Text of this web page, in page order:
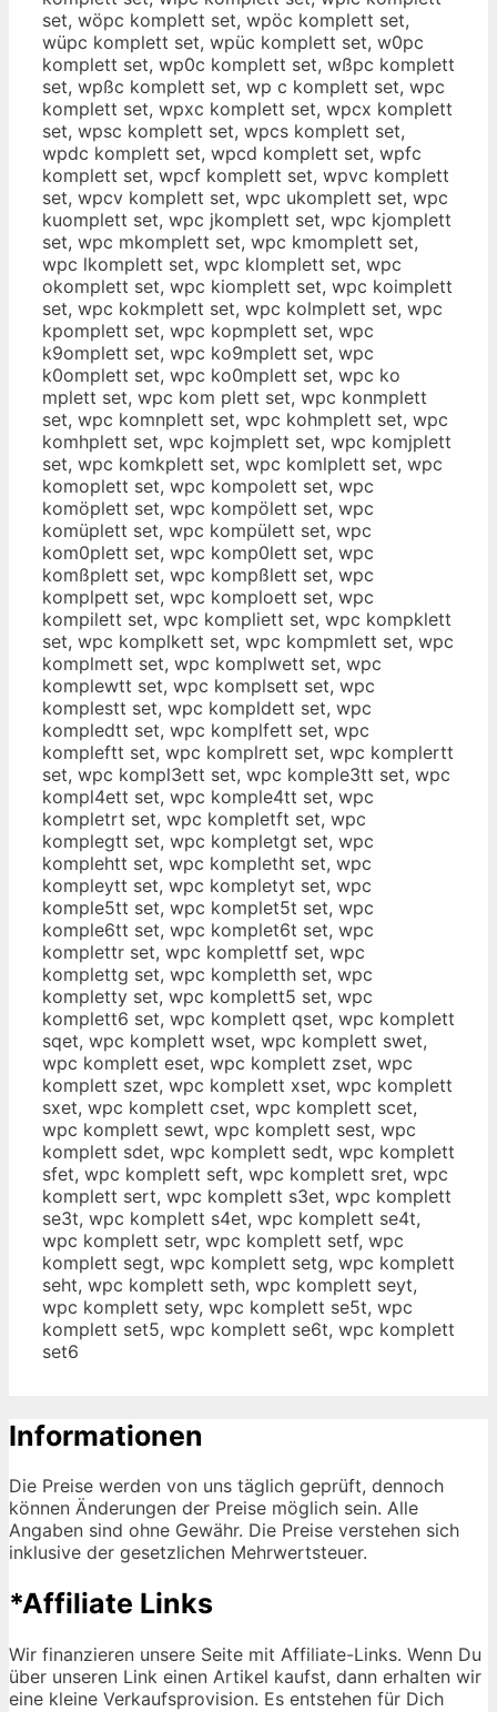
set, wöpc komplett set, wpöc komplett set,
wüpc komplett set, wpüc komplett set, w0pc
komplett set, wp0c komplett set, wßpc komplett
set, wpßc komplett set, wp c komplett set, wpc
komplett set, wpxc komplett set, wpcx komplett
set, wpsc komplett set, wpcs komplett set,
wpdc komplett set, wpcd komplett set, wpfc
komplett set, wpcf komplett set, wpvc komplett
set, wpcv komplett set, wpc ukomplett set, wpc
kuomplett set, wpc jkomplett set, wpc kjomplett
set, wpc mkomplett set, wpc kmomplett set,
wpc lkomplett set, wpc klomplett set, wpc
okomplett set, wpc kiomplett set, wpc koimplett
set, wpc kokmplett set, wpc kolmplett set, wpc
kpomplett set, wpc kopmplett set, wpc
k9omplett set, wpc ko9mplett set, wpc
k0omplett set, wpc ko0mplett set, wpc ko
mplett set, wpc kom plett set, wpc konmplett
set, wpc komnplett set, wpc kohmplett set, wpc
komhplett set, wpc kojmplett set, wpc komjplett
set, wpc komkplett set, wpc komlplett set, wpc
komoplett set, wpc kompolett set, wpc
komöplett set, wpc kompölett set, wpc
komüplett set, wpc kompülett set, wpc
kom0plett set, wpc komp0lett set, wpc
komßplett set, wpc kompßlett set, wpc
komplpett set, wpc komploett set, wpc
kompilett set, wpc kompliett set, wpc kompklett
set, wpc komplkett set, wpc kompmlett set, wpc
komplmett set, wpc komplwett set, wpc
komplewtt set, wpc komplsett set, wpc
komplestt set, wpc kompldett set, wpc
kompledtt set, wpc komplfett set, wpc
kompleftt set, wpc komplrett set, wpc komplertt
set, wpc kompl3ett set, wpc komple3tt set, wpc
kompl4ett set, wpc komple4tt set, wpc
kompletrt set, wpc kompletft set, wpc
komplegtt set, wpc kompletgt set, wpc
komplehtt set, wpc kompletht set, wpc
kompleytt set, wpc kompletyt set, wpc
komple5tt set, wpc komplet5t set, wpc
komple6tt set, wpc komplet6t set, wpc
komplettr set, wpc komplettf set, wpc
komplettg set, wpc kompletth set, wpc
kompletty set, wpc komplett5 set, wpc
komplett6 set, wpc komplett qset, wpc komplett
sqet, wpc komplett wset, wpc komplett swet,
wpc komplett eset, wpc komplett zset, wpc
komplett szet, wpc komplett xset, wpc komplett
sxet, wpc komplett cset, wpc komplett scet,
wpc komplett sewt, wpc komplett sest, wpc
komplett sdet, wpc komplett sedt, wpc komplett
sfet, wpc komplett seft, wpc komplett sret, wpc
komplett sert, wpc komplett s3et, wpc komplett
se3t, wpc komplett s4et, wpc komplett se4t,
wpc komplett setr, wpc komplett setf, wpc
komplett segt, wpc komplett setg, wpc komplett
seht, wpc komplett seth, wpc komplett seyt,
wpc komplett sety, wpc komplett se5t, wpc
komplett set5, wpc komplett se6t, wpc komplett
set6
Informationen
Die Preise werden von uns täglich geprüft, dennoch
können Änderungen der Preise möglich sein. Alle
Angaben sind ohne Gewähr. Die Preise verstehen sich
inklusive der gesetzlichen Mehrwertsteuer.
*Affiliate Links
Wir finanzieren unsere Seite mit Affiliate-Links. Wenn Du
über unseren Link einen Artikel kaufst, dann erhalten wir
eine kleine Verkaufsprovision. Es entstehen für Dich